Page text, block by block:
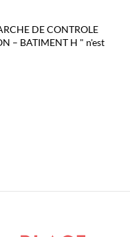
DE CONTROLE
– BATIMENT H " n'est